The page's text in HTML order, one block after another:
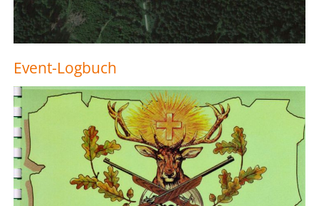
Event-Logbuch